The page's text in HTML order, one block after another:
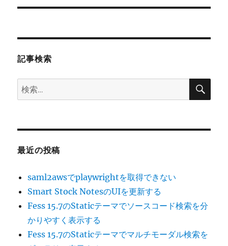
シ
ン
稿:
記事検索
検
索:
検
最近の投稿
saml2awsでplaywrightを取得できない
Smart Stock NotesのUIを更新する
Fess 15.7のStaticテーマでソースコード検索を分
かりやすく表示する
Fess 15.7のStaticテーマでマルチモーダル検索を